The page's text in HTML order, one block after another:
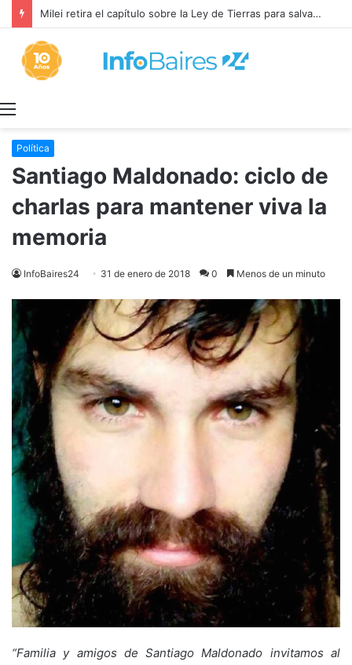
Política
Santiago Maldonado: ciclo de
charlas para mantener viva la
memoria
InfoBaires24 31 de enero de 2018 0 Menos de un minuto
“Familia y amigos de Santiago Maldonado invitamos al